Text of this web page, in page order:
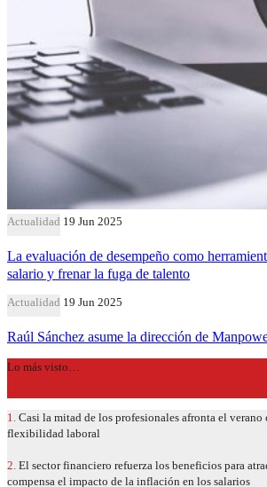
Actualidad 19 Jun 2025
La evaluación de desempeño como
salario y frenar la fuga de talento
Actualidad 19 Jun 2025
Raúl Sánchez asume la dirección de
Lo más visto…
1. Casi la mitad de los profesionales afronta el verano
flexibilidad laboral
2. El sector financiero refuerza los beneficios para
compensa el impacto de la inflación en los salarios